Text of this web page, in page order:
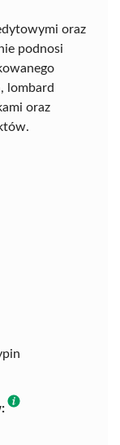
oraz
podnosi
lombard
oraz